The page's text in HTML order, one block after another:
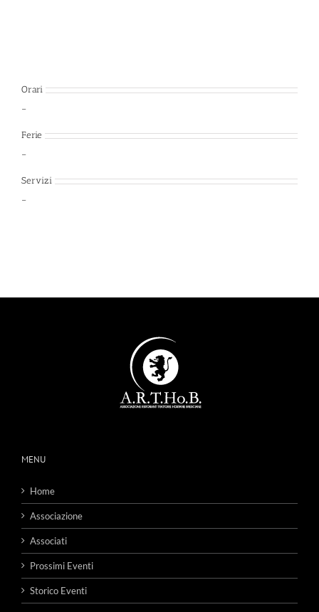
Orari
–
Ferie
–
Servizi
–
MENU
Home
Associazione
Associati
Prossimi Eventi
Storico Eventi